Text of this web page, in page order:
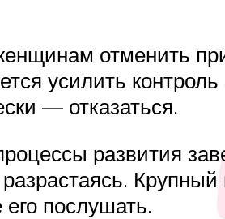
отменить
усилить контроль
— отказаться.
развития
послушать.